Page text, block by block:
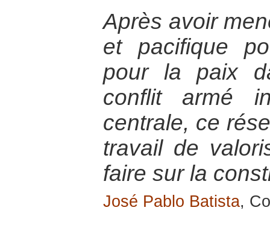
Après avoir
et pacifique
pour la paix
conflit armé
centrale, ce
travail de
faire sur la
José Pablo Batista,